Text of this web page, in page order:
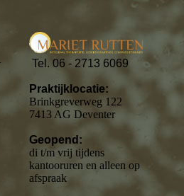
Tel. 06 - 2713 6069
Praktijklocatie:
Brinkgreverweg 122
7413 AG Deventer
Geopend:
di t/m vrij tijdens
kantooruren en alleen op
afspraak